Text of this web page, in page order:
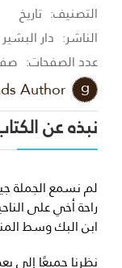
التصنيف: تاريخ
الناشر: دار
عدد الصفحات:
Author
نبذه عن
لم نسمع الجملة
راحة أخي على
ابن البك وسط
نظرنا جميعًا إلى